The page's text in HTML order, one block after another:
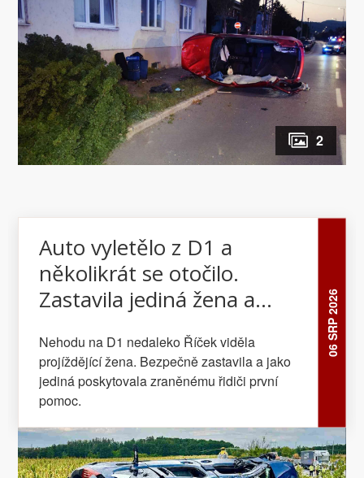
2
06 SRP 2026
Auto vyletělo z D1 a
několikrát se otočilo.
Zastavila jediná žena a
Nehodu na D1 nedaleko Říček viděla
projíždějící žena. Bezpečně zastavila a jako
jediná poskytovala zraněnému řidiči první
pomoc.